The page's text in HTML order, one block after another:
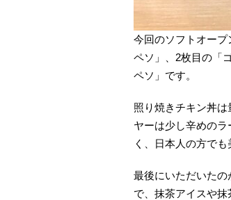
今回のソフトオー
ペソ」、2枚目の「
ペソ」です。
照り焼きチキン丼
ヤーは少し辛めの
く、日本人の方でも
最後にいただいた
で、抹茶アイスや